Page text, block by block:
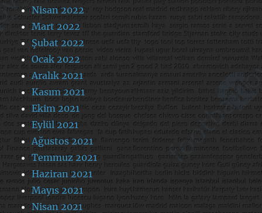
Nisan 2022
Mart 2022
Şubat 2022
Ocak 2022
Aralık 2021
Kasım 2021
Ekim 2021
Eylül 2021
Ağustos 2021
Temmuz 2021
Haziran 2021
Mayıs 2021
Nisan 2021